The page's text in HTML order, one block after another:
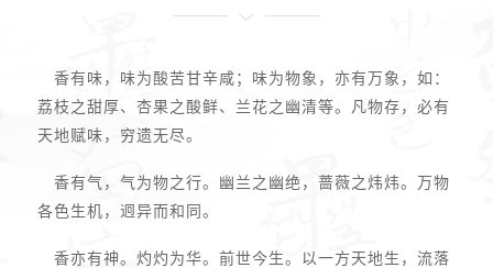
香有味，味为酸苦甘辛咸；味为物象，亦有万象，如：
荔枝之甜厚、杏果之酸鲜、兰花之幽清等。凡物存，必有
天地赋味，穷遗无尽。
香有气，气为物之行。幽兰之幽绝，蔷薇之炜炜。万物
各色生机，迥异而和同。
香亦有神。灼灼为华。前世今生。以一方天地生，流落